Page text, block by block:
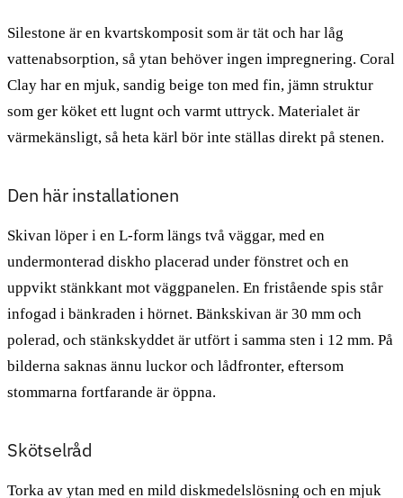
Silestone är en kvartskomposit som är tät och har låg
vattenabsorption, så ytan behöver ingen impregnering. Coral
Clay har en mjuk, sandig beige ton med fin, jämn struktur
som ger köket ett lugnt och varmt uttryck. Materialet är
värmekänsligt, så heta kärl bör inte ställas direkt på stenen.
Den här installationen
Skivan löper i en L-form längs två väggar, med en
undermonterad diskho placerad under fönstret och en
uppvikt stänkkant mot väggpanelen. En fristående spis står
infogad i bänkraden i hörnet. Bänkskivan är 30 mm och
polerad, och stänkskyddet är utfört i samma sten i 12 mm. På
bilderna saknas ännu luckor och lådfronter, eftersom
stommarna fortfarande är öppna.
Skötselråd
Torka av ytan med en mild diskmedelslösning och en mjuk